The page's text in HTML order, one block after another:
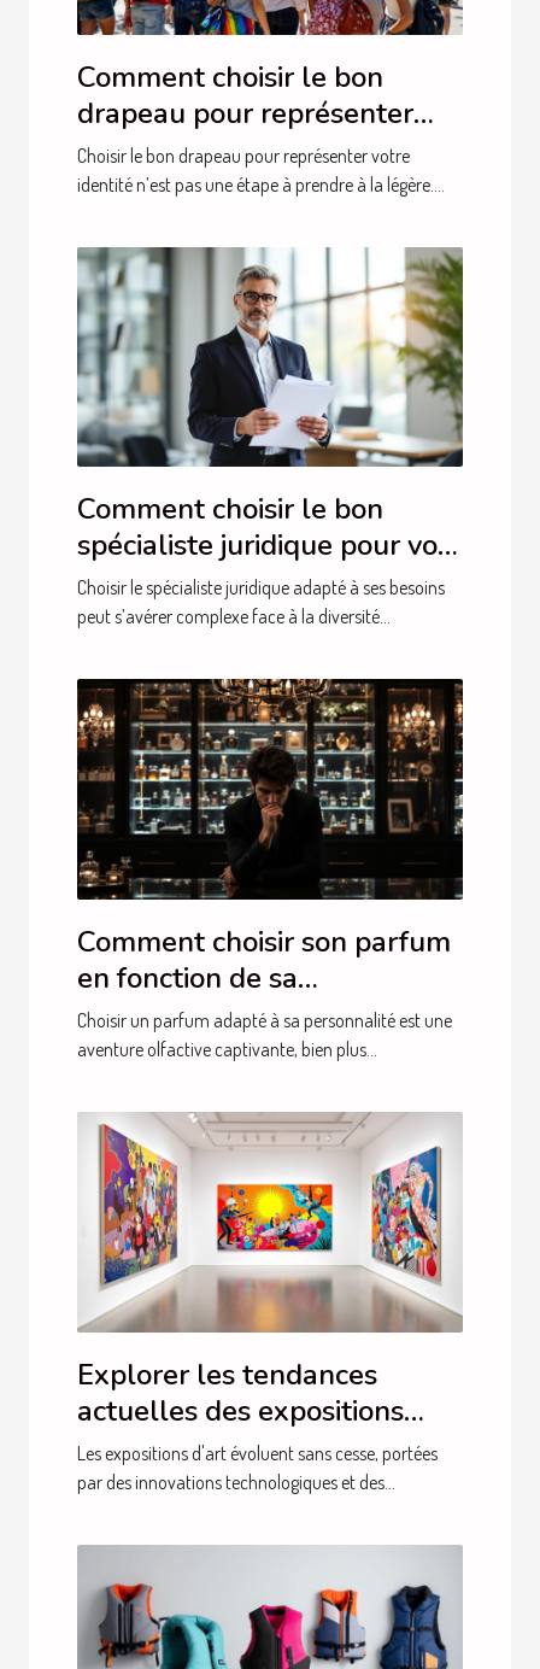
Comment choisir le bon
drapeau pour représenter
votre identité ?
Choisir le bon drapeau pour représenter votre
identité n’est pas une étape à prendre à la légère....
Comment choisir le bon
spécialiste juridique pour vos
besoins ?
Choisir le spécialiste juridique adapté à ses besoins
peut s’avérer complexe face à la diversité...
Comment choisir son parfum
en fonction de sa
personnalité?
Choisir un parfum adapté à sa personnalité est une
aventure olfactive captivante, bien plus...
Explorer les tendances
actuelles des expositions
d'art
Les expositions d'art évoluent sans cesse, portées
par des innovations technologiques et des...